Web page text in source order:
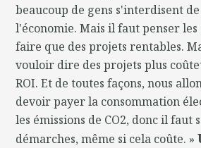
beaucoup de gens s'interdisent
l'économie. Mais il faut penser les
faire que des projets rentables.
vouloir dire des projets plus
ROI. Et de toutes façons, nous
devoir payer la consommation
les émissions de CO2, donc il faut
démarches, même si cela coûte. »